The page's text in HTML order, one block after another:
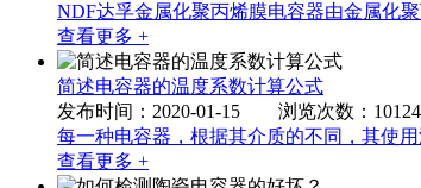
NDF达孚金属化聚丙烯膜电容器由金属化
查看更多 +
简述电容器的温度系数计算公式
发布时间：2020-01-15 浏览次数：10124
每一种电容器，根据其介质的不同，其使
查看更多 +